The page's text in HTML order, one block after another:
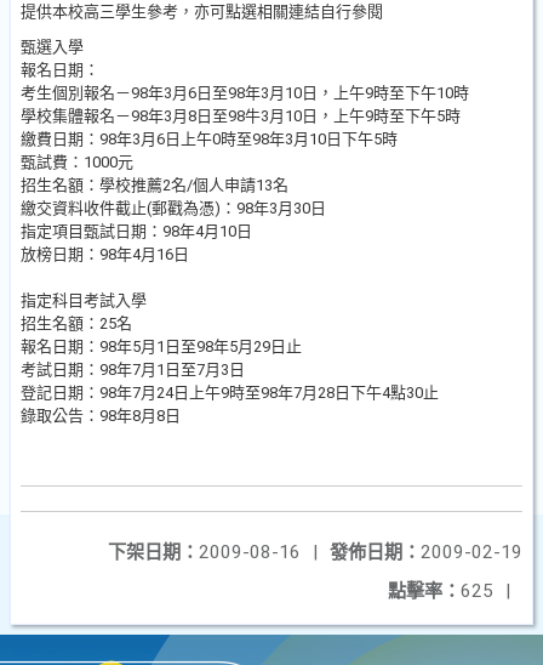
提供本校高三學生參考，亦可點選相關連結自行參閱
甄選入學
報名日期：
考生個別報名－98年3月6日至98年3月10日，上午9時至下午10時
學校集體報名－98年3月8日至98牛3月10日，上午9時至下午5時
繳費日期：98年3月6日上午0時至98年3月10日下午5時
甄試費：1000元
招生名額：學校推薦2名/個人申請13名
繳交資料收件截止(郵戳為憑)：98年3月30日
指定項目甄試日期：98年4月10日
放榜日期：98年4月16日
指定科目考試入學
招生名額：25名
報名日期：98年5月1日至98年5月29日止
考試日期：98年7月1日至7月3日
登記日期：98年7月24日上午9時至98年7月28日下午4點30止
錄取公告：98年8月8日
發佈日期： 2009-02-19
下架日期： 2009-08-16
|
點擊率： 625 |